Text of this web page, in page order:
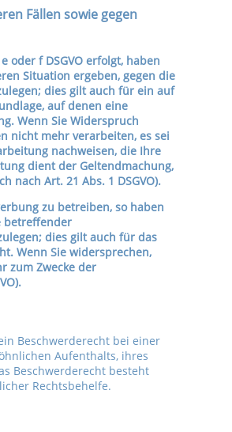
Fällen sowie gegen
oder f DSGVO erfolgt, haben
Situation ergeben, gegen die
dies gilt auch für ein auf
auf denen eine
Wenn Sie Widerspruch
nicht mehr verarbeiten, es sei
nachweisen, die Ihre
dient der Geltendmachung,
nach Art. 21 Abs. 1 DSGVO).
zu betreiben, so haben
betreffender
dies gilt auch für das
Wenn Sie widersprechen,
zum Zwecke der
Beschwerderecht bei einer
Aufenthalts, ihres
Beschwerderecht besteht
Rechtsbehelfe.